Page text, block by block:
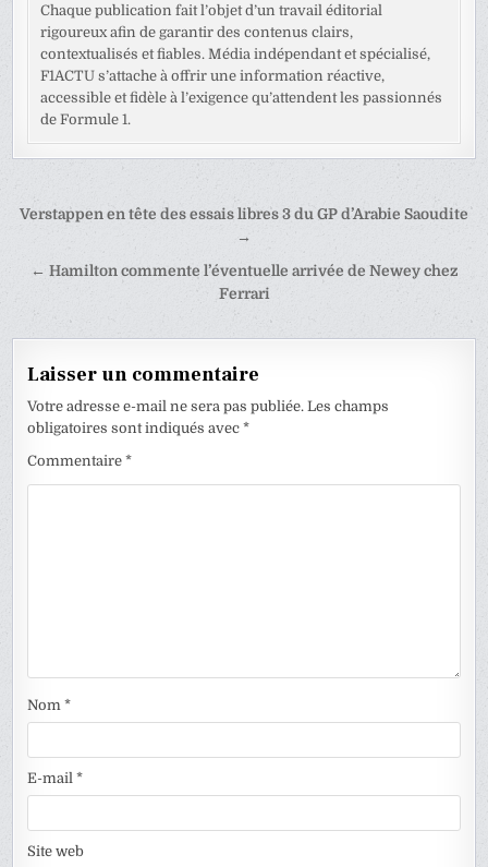
Chaque publication fait l’objet d’un travail éditorial
rigoureux afin de garantir des contenus clairs,
contextualisés et fiables. Média indépendant et spécialisé,
F1ACTU s’attache à offrir une information réactive,
accessible et fidèle à l’exigence qu’attendent les passionnés
de Formule 1.
Navigation
l’article
Verstappen en tête des essais libres 3 du GP d’Arabie Saoudite
→
← Hamilton commente l’éventuelle arrivée de Newey chez
Ferrari
Laisser un commentaire
Votre adresse e-mail ne sera pas publiée. Les champs
obligatoires sont indiqués avec*
Commentaire*
Nom*
E-mail*
Site web